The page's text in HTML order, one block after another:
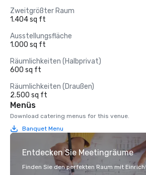
Zweitgrößter Raum
1.404 sq ft
Ausstellungsfläche
1.000 sq ft
Räumlichkeiten (Halbprivat)
600 sq ft
Räumlichkeiten (Draußen)
2.500 sq ft
Menüs
Download catering menus for this venue.
Banquet Menu
Entdecken Sie Meetingräume
Finden Sie den perfekten Raum mit